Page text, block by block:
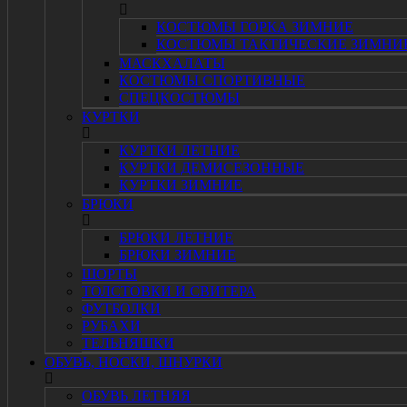
КОСТЮМЫ ГОРКА ЗИМНИЕ
КОСТЮМЫ ТАКТИЧЕСКИЕ
МАСКХАЛАТЫ
КОСТЮМЫ СПОРТИВНЫЕ
СПЕЦКОСТЮМЫ
КУРТКИ
КУРТКИ ЛЕТНИЕ
КУРТКИ ДЕМИСЕЗОННЫЕ
КУРТКИ ЗИМНИЕ
БРЮКИ
БРЮКИ ЛЕТНИЕ
БРЮКИ ЗИМНИЕ
ШОРТЫ
ТОЛСТОВКИ И СВИТЕРА
ФУТБОЛКИ
РУБАХИ
ТЕЛЬНЯШКИ
ОБУВЬ, НОСКИ, ШНУРКИ
ОБУВЬ ЛЕТНЯЯ